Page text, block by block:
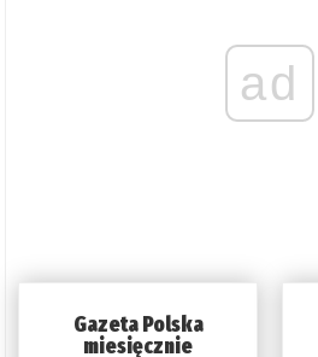
ad
Gazeta Polska
miesięcznie